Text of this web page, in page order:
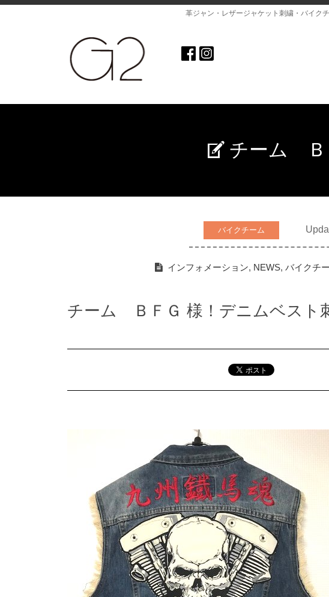
革ジャン・レザージャケット刺繍・バイク
チーム Ｂ
バイクチーム
インフォメーション, NEWS, バイクチ
チーム ＢＦＧ 様！デニムベスト